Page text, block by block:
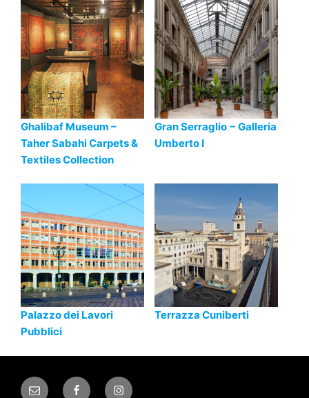
Ghalibaf Museum –
Taher Sabahi Carpets &
Textiles Collection
Gran Serraglio − Galleria
Umberto I
Palazzo dei Lavori
Pubblici
Terrazza Cuniberti
Email FacebookInstagram